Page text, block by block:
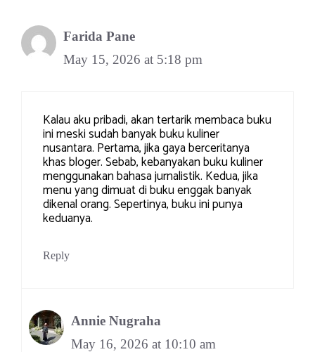
Farida Pane
May 15, 2026 at 5:18 pm
Kalau aku pribadi, akan tertarik membaca buku
ini meski sudah banyak buku kuliner
nusantara. Pertama, jika gaya berceritanya
khas bloger. Sebab, kebanyakan buku kuliner
menggunakan bahasa jurnalistik. Kedua, jika
menu yang dimuat di buku enggak banyak
dikenal orang. Sepertinya, buku ini punya
keduanya.
Reply
Annie Nugraha
May 16, 2026 at 10:10 am